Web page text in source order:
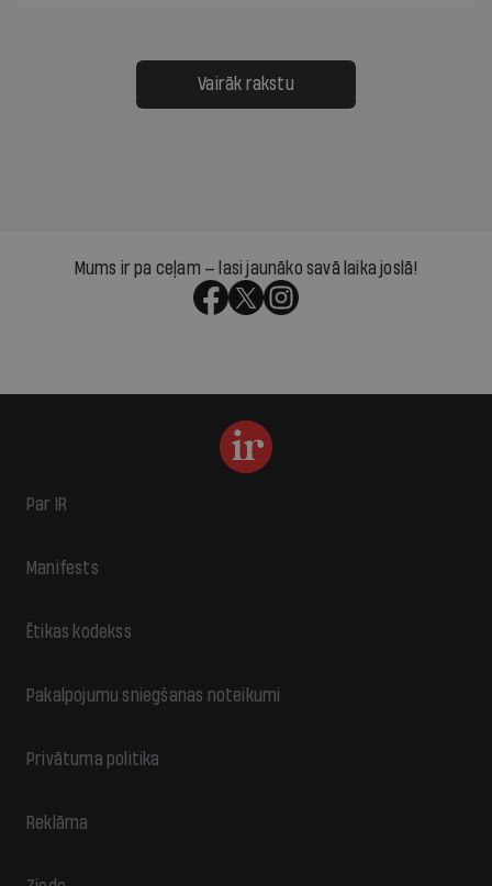
Vairāk rakstu
Mums ir pa ceļam — lasi jaunāko savā laika joslā!
Par IR
Manifests
Ētikas kodekss
Pakalpojumu sniegšanas noteikumi
Privātuma politika
Reklāma